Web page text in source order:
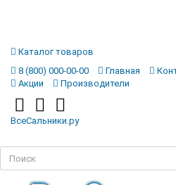
Каталог товаров
8 (800) 000-00-00
Главная
Акции
Производители
ВсеСальники.ру